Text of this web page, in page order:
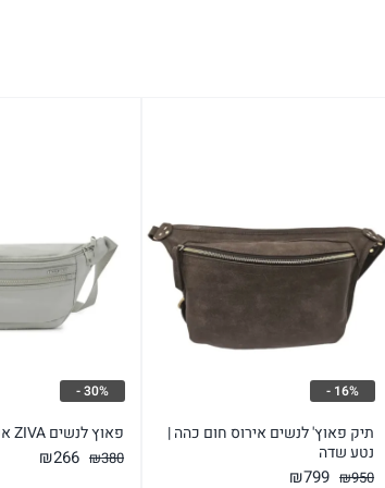
תיק פאוץ' לנשים אירוס חום כהה |
נטע שדה
₪950
המחיר
₪799 המחיר
16% -
פאוץ לנשים ZIVA אפור | Hedgren
₪380
המחיר
₪266 המחיר
30% -